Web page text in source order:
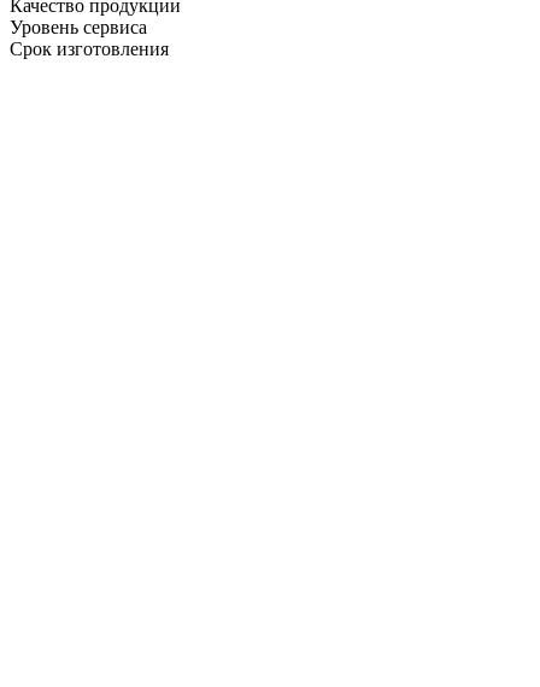
Качество продукции
Уровень сервиса
Срок изготовления